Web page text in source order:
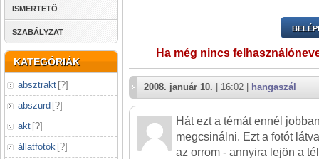
ISMERTETŐ
SZABÁLYZAT
KATEGÓRIÁK
absztrakt [?]
abszurd [?]
akt [?]
állatfotók [?]
Ha még nincs
2008. január 10. | 16:02 | hangaszál
Hát ezt a témát ennél
megcsinálni. Ezt a fotót
az orrom - annyira lejön a